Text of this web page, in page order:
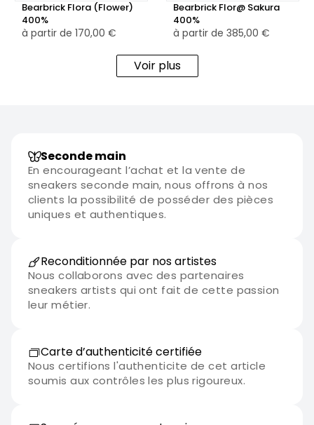
Bearbrick Flora (Flower)
400%
à partir de 170,00 €
Bearbrick Flor@ Sakura
400%
à partir de 385,00 €
Voir plus
Seconde main
En encourageant l’achat et la vente de
sneakers seconde main, nous offrons à nos
clients la possibilité de posséder des pièces
uniques et authentiques.
Reconditionnée par nos artistes
Nous collaborons avec des partenaires
sneakers artists qui ont fait de cette passion
leur métier.
Carte d’authenticité certifiée
Nous certifions l'authenticite de cet article
soumis aux contrôles les plus rigoureux.